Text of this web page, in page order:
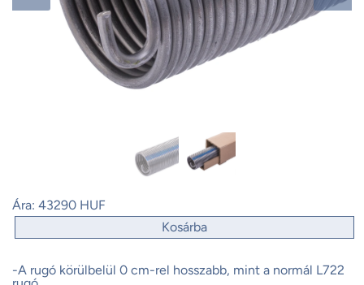
Ára: 43290 HUF
Kosárba
-A rugó körülbelül 0 cm-rel hosszabb, mint a normál L722